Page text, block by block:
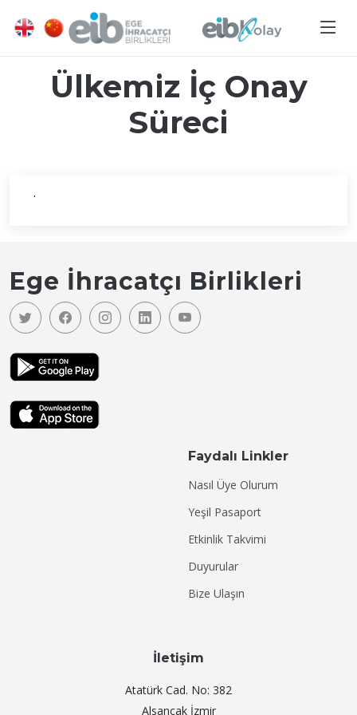
Ülkemiz İç Onay
Süreci
.
Ege İhracatçı Birlikleri
Faydalı Linkler
Nasıl Üye Olurum
Yeşil Pasaport
Etkinlik Takvimi
Duyurular
Bize Ulaşın
İletişim
Atatürk Cad. No: 382
Alsancak İzmir